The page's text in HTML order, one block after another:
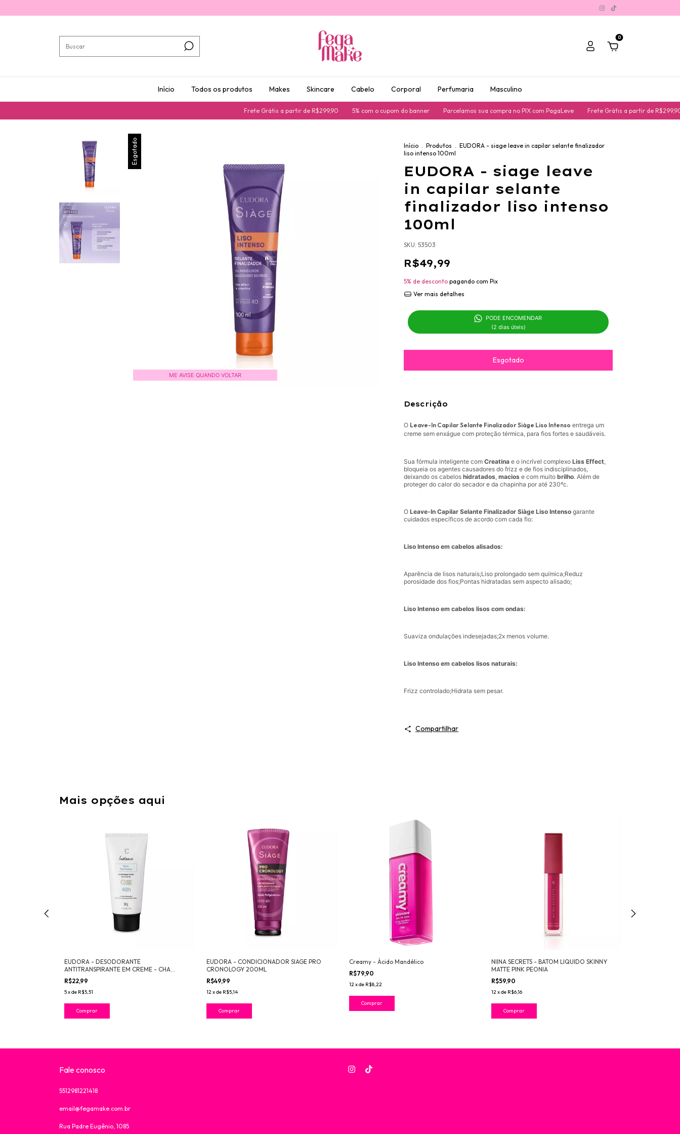
0
Início Todos os produtos Makes Skincare Cabelo Corporal Perfumaria Masculino
Frete Grátis a partir de R$299,90 5% com o cupom do banner Parcelamos sua compra no PIX com PagaLeve Frete Grátis a partir de R$299,90
Esgotado
ME AVISE QUANDO VOLTAR
Início . Produtos . EUDORA - siage leave in capilar selante finalizador
liso intenso 100ml
EUDORA - siage leave
in capilar selante
finalizador liso intenso
100ml
SKU: 53503
R$49,99
5% de desconto pagando com Pix
Ver mais detalhes
PODE ENCOMENDAR
(2 dias úteis)
Descrição
O Leave-In Capilar Selante Finalizador Siàge Liso Intenso entrega um
creme sem enxágue com proteção térmica, para fios fortes e saudáveis.
Sua fórmula inteligente com Creatina e o incrível complexo Liss Effect,
bloqueia os agentes causadores do frizz e de fios indisciplinados,
deixando os cabelos hidratados, macios e com muito brilho. Além de
proteger do calor do secador e da chapinha por até 230ºc.
O Leave-In Capilar Selante Finalizador Siàge Liso Intenso garante
cuidados específicos de acordo com cada fio:
Liso Intenso em cabelos alisados:
Aparência de lisos naturais;Liso prolongado sem química;Reduz
porosidade dos fios;Pontas hidratadas sem aspecto alisado;
Liso Intenso em cabelos lisos com ondas:
Suaviza ondulações indesejadas;2x menos volume.
Liso Intenso em cabelos lisos naturais:
Frizz controlado;Hidrata sem pesar.
Compartilhar
Mais opções aqui
EUDORA - DESODORANTE
ANTITRANSPIRANTE EM CREME - CHA
VERDE ROMA
R$22,99
5xde R$5,51
EUDORA - CONDICIONADOR SIAGE PRO
CRONOLOGY 200ML
R$49,99
12xde R$5,14
Creamy - Ácido Mandélico
R$79,90
12xde R$8,22
NIINA SECRETS - BATOM LIQUIDO SKINNY
MATTE PINK PEONIA
R$59,90
12xde R$6,16
Fale conosco
5512981221418
email@fegamake.com.br
Rua Padre Eugênio, 1085